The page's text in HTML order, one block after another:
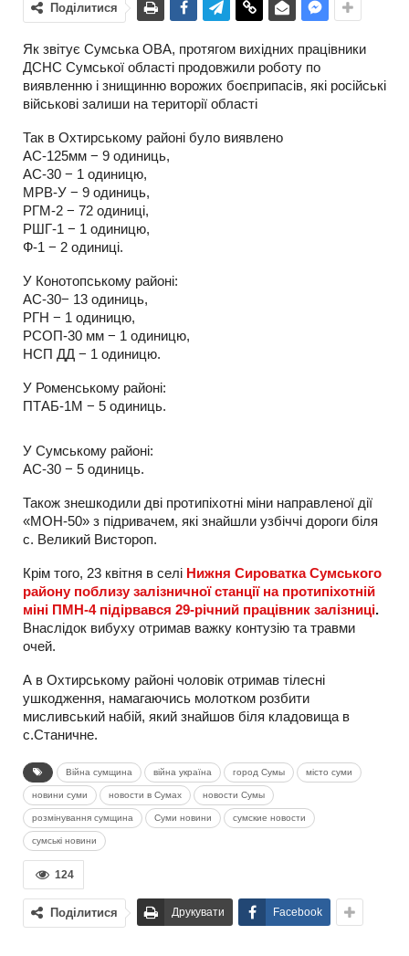
Поділитися
Як звітує Сумська ОВА, протягом вихідних працівники
ДСНС Сумської області продовжили роботу по
виявленню і знищинню ворожих боєприпасів, які російські
військові залиши на території області
Так в Охтирському районі було виявлено
АС-125мм − 9 одиниць,
АС-30 − 1 одиницю,
МРВ-У − 9 одиниць,
РГМ-2 − 72 одиниці,
РШГ-1 − 1 одиницю,
Ф-1 − 2 одиниці.
У Конотопському районі:
АС-30− 13 одиниць,
РГН − 1 одиницю,
РСОП-30 мм − 1 одиницю,
НСП ДД − 1 одиницю.
У Роменському районі:
ПТАБ-1М − 5 одиниць.
У Сумському районі:
АС-30 − 5 одиниць.
Також знешкодили дві протипіхотні міни направленої дії
«МОН-50» з підривачем, які знайшли узбіччі дороги біля
с. Великий Вистороп.
Крім того, 23 квітня в селі Нижня Сироватка Сумського
району поблизу залізничної станції на протипіхотній
міні ПМН-4 підірвався 29-річний працівник залізниці.
Внаслідок вибуху отримав важку контузію та травми
очей.
А в Охтирському районі чоловік отримав тілесні
ушкодження, намагаючись молотком розбити
мисливський набій, який знайшов біля кладовища в
с.Станичне.
Війна сумщина війна україна город Сумы місто суми
новини суми новости в Сумах новости Сумы
розмінування сумщина Суми новини сумские новости
сумські новини
124
Поділитися Друкувати Facebook